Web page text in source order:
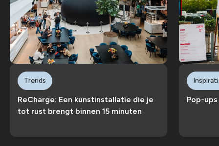
ReCharge: Een kunstinstallatie die je
tot rust brengt binnen 15 minuten
Trends
Pop-